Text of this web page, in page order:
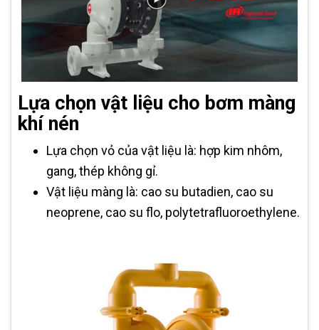
Lựa chọn vật liệu cho bơm màng
khí nén
Lựa chọn vỏ của vật liệu là: hợp kim nhôm,
gang, thép không gỉ.
Vật liệu màng là: cao su butadien, cao su
neoprene, cao su flo, polytetrafluoroethylene.